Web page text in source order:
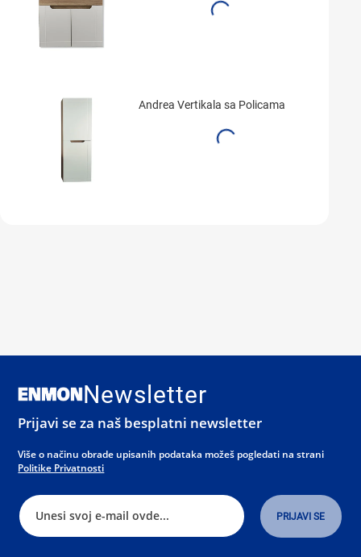
Andrea Vertikala sa Policama
Newsletter
Prijavi se za naš besplatni newsletter
Više o načinu obrade upisanih podataka možeš pogledati na strani
Politike Privatnosti